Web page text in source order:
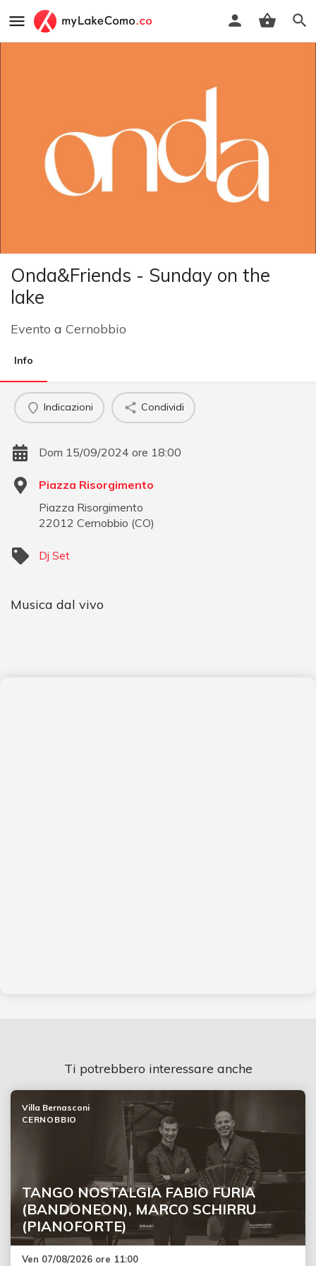
Onda&Friends - Sunday on the
lake
Evento a Cernobbio
Info
Indicazioni Condividi
Dom 15/09/2024 ore 18:00
Piazza Risorgimento
Piazza Risorgimento
22012 Cernobbio (CO)
Dj Set
Musica dal vivo
Ti potrebbero interessare anche
TANGO NOSTALGIA FABIO FURIA
(BANDONEON), MARCO SCHIRRU
(PIANOFORTE)
Villa Bernasconi
CERNOBBIO
Ven 07/08/2026 ore 11:00